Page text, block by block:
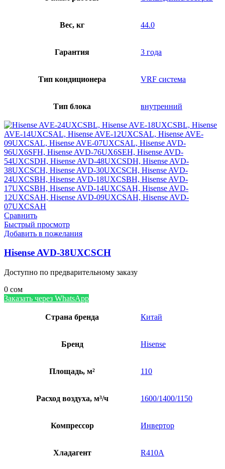
Вес, кг 44.0
Гарантия 3 года
Тип кондиционера VRF система
Тип блока внутренний
Сравнить
Быстрый просмотр
Добавить в пожелания
Hisense AVD-38UXCSCH
Доступно по предварительному заказу
0 сом
Заказать через WhatsApp
Страна бренда Китай
Бренд Hisense
Площадь, м² 110
Расход воздуха, м³/ч 1600/1400/1150
Компрессор Инвертор
Хладагент R410A